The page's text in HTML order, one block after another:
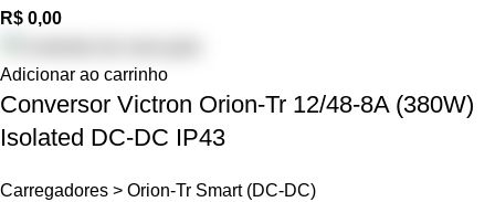
R$ 0,00
Adicionar ao carrinho
Conversor Victron Orion-Tr 12/48-8A (380W)
Isolated DC-DC IP43
Carregadores > Orion-Tr Smart (DC-DC)